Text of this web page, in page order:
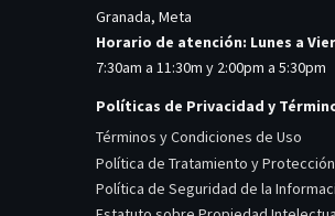
Granada, Meta
Horario de atención: Lunes a
7:30am a 11:30m y 2:00pm a 5:30pm
Políticas de Privacidad y
Términos y Condiciones de Uso
Política de Tratamiento y
Política de Seguridad de la